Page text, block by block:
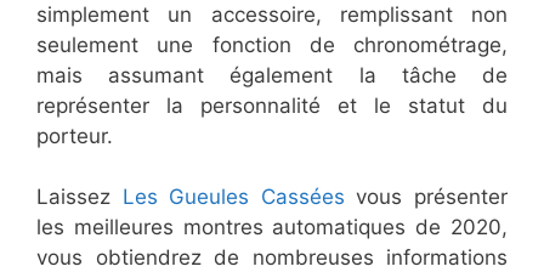
simplement un accessoire, remplissant non
seulement une fonction de chronométrage,
mais assumant également la tâche de
représenter la personnalité et le statut du
porteur.
Laissez Les Gueules Cassées vous présenter
les meilleures montres automatiques de 2020,
vous obtiendrez de nombreuses informations